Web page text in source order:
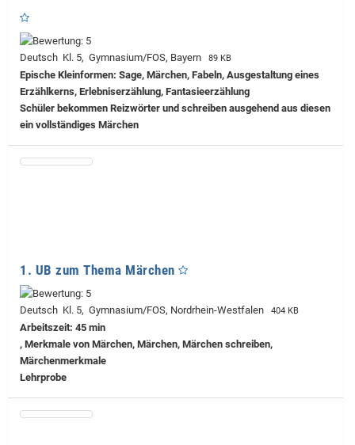
Deutsch Kl. 5, Gymnasium/FOS, Bayern 89 KB
Epische Kleinformen: Sage, Märchen, Fabeln, Ausgestaltung eines
Erzählkerns, Erlebniserzählung, Fantasieerzählung
Schüler bekommen Reizwörter und schreiben ausgehend aus diesen
ein vollständiges Märchen
1. UB zum Thema Märchen
Deutsch Kl. 5, Gymnasium/FOS, Nordrhein-Westfalen 404 KB
Arbeitszeit: 45 min
, Merkmale von Märchen, Märchen, Märchen schreiben,
Märchenmerkmale
Lehrprobe